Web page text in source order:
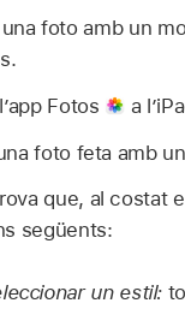
foto amb un
Fotos
a
foto feta amb
que, al costat
següents:
un estil: